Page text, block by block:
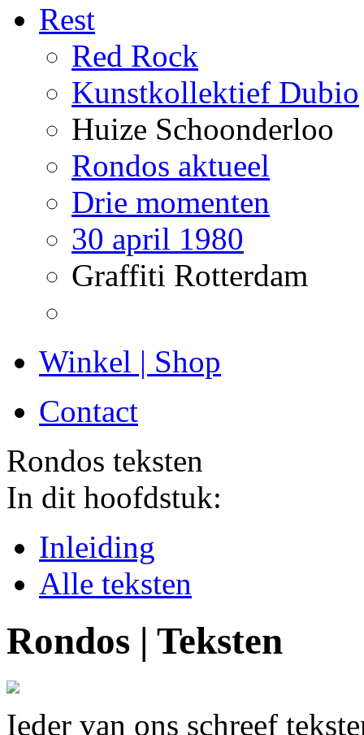
Rest
Red Rock
Kunstkollektief Dubio
Huize Schoonderloo
Rondos aktueel
Drie momenten
30 april 1980
Graffiti Rotterdam
Winkel | Shop
Contact
Rondos teksten
In dit hoofdstuk:
Inleiding
Alle teksten
Rondos | Teksten
Ieder van ons schreef